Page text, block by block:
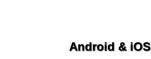
Android & iOS